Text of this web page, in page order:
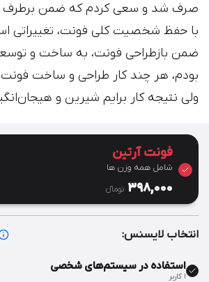
صرف شد و سعی کردم که ضمن برطرف
با حفظ شخصیت کلی فونت، تغییراتی
ضمن بازطراحی‌ فونت، به ساخت و
بودم، هر چند کار طراحی و ساخت فونت
ولی نتیجه کار برایم شیرین و
فونت آرتین
شامل همه وزن ها
398,000 تومان‫ء‬
انتخاب لایسنس:
استفاده در سیستم‌های شخصی
۱ کاربر